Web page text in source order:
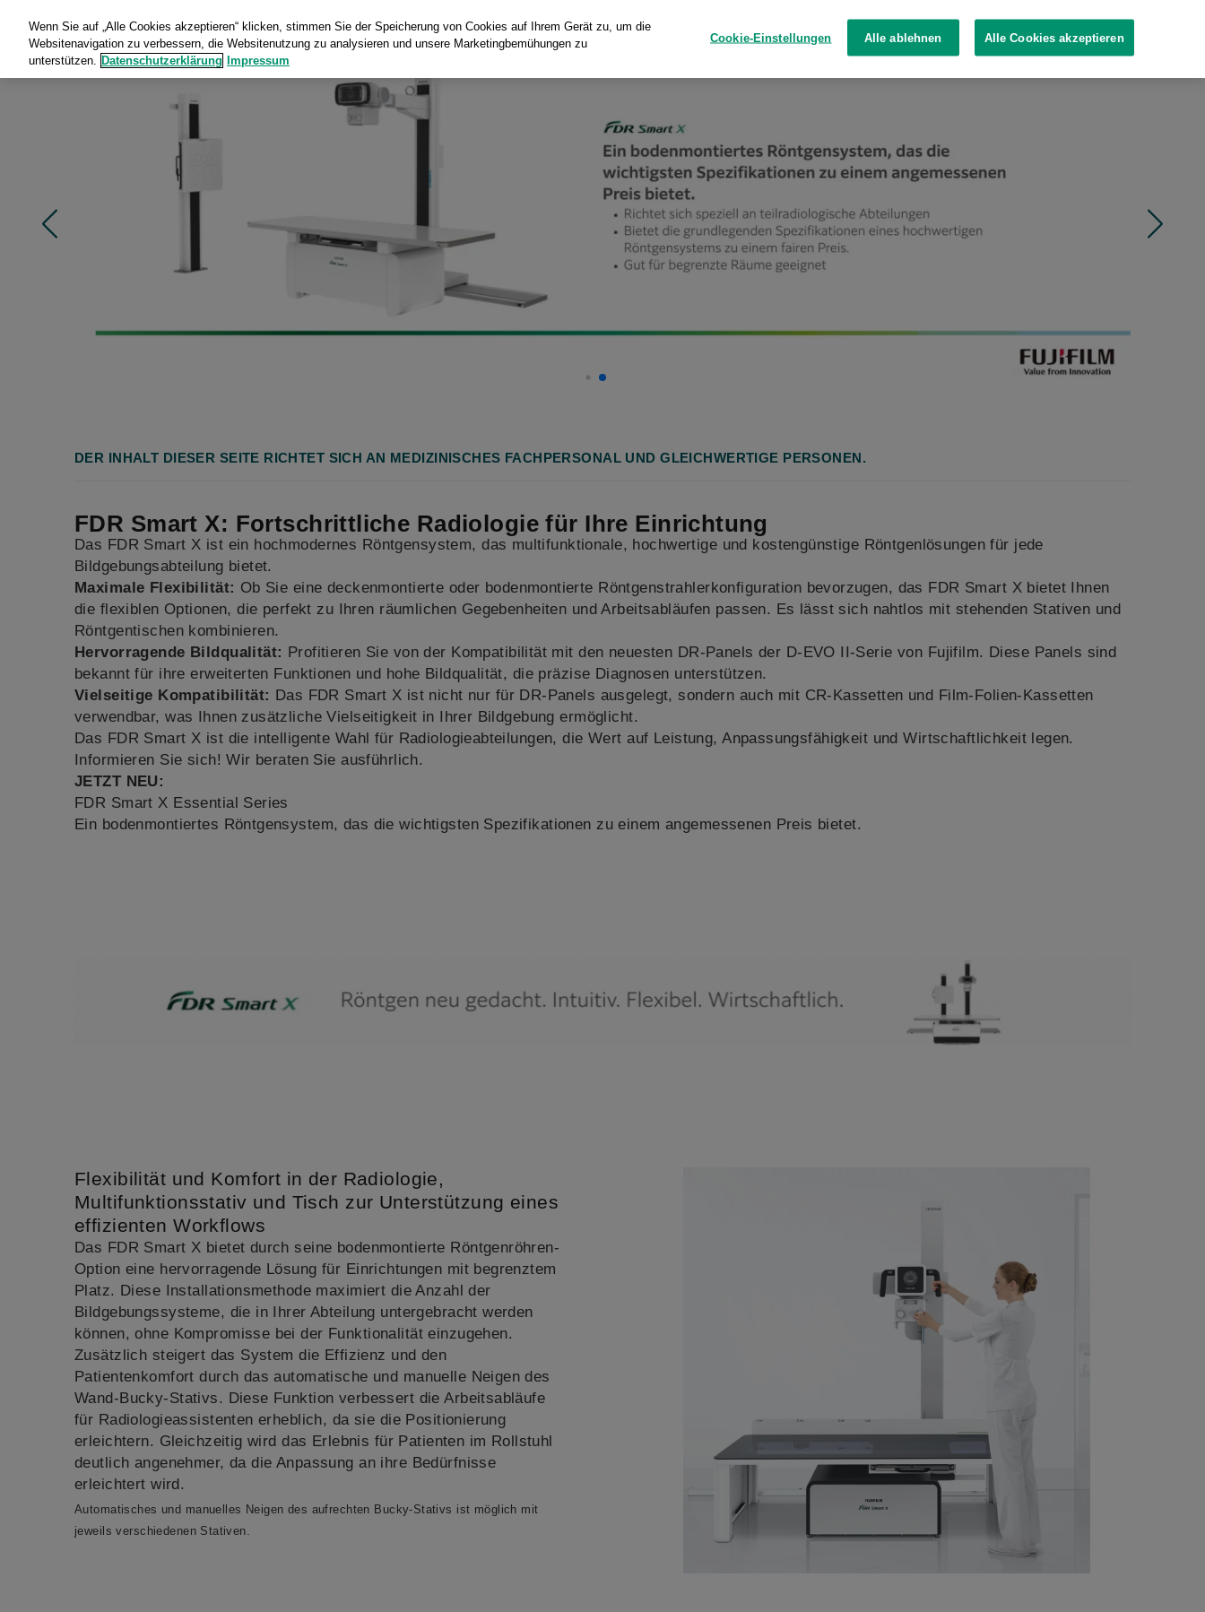
DER INHALT DIESER SEITE RICHTET SICH AN MEDIZINISCHES FACHPERSONAL UND GLEICHWERTIGE PERSONEN.
FDR Smart X: Fortschrittliche Radiologie für Ihre Einrichtung
Das FDR Smart X ist ein hochmodernes Röntgensystem, das multifunktionale, hochwertige und kostengünstige Röntgenlösungen für jede
Bildgebungsabteilung bietet.
Maximale Flexibilität: Ob Sie eine deckenmontierte oder bodenmontierte Röntgenstrahlerkonfiguration bevorzugen, das FDR Smart X bietet Ihnen
die flexiblen Optionen, die perfekt zu Ihren räumlichen Gegebenheiten und Arbeitsabläufen passen. Es lässt sich nahtlos mit stehenden Stativen und
Röntgentischen kombinieren.
Hervorragende Bildqualität: Profitieren Sie von der Kompatibilität mit den neuesten DR-Panels der D-EVO II-Serie von Fujifilm. Diese Panels sind
bekannt für ihre erweiterten Funktionen und hohe Bildqualität, die präzise Diagnosen unterstützen.
Vielseitige Kompatibilität: Das FDR Smart X ist nicht nur für DR-Panels ausgelegt, sondern auch mit CR-Kassetten und Film-Folien-Kassetten
verwendbar, was Ihnen zusätzliche Vielseitigkeit in Ihrer Bildgebung ermöglicht.
Das FDR Smart X ist die intelligente Wahl für Radiologieabteilungen, die Wert auf Leistung, Anpassungsfähigkeit und Wirtschaftlichkeit legen.
Informieren Sie sich! Wir beraten Sie ausführlich.
JETZT NEU:
FDR Smart X Essential Series
Ein bodenmontiertes Röntgensystem, das die wichtigsten Spezifikationen zu einem angemessenen Preis bietet.
Flexibilität und Komfort in der Radiologie,
Multifunktionsstativ und Tisch zur Unterstützung eines
effizienten Workflows
Das FDR Smart X bietet durch seine bodenmontierte Röntgenröhren-
Option eine hervorragende Lösung für Einrichtungen mit begrenztem
Platz. Diese Installationsmethode maximiert die Anzahl der
Bildgebungssysteme, die in Ihrer Abteilung untergebracht werden
können, ohne Kompromisse bei der Funktionalität einzugehen.
Zusätzlich steigert das System die Effizienz und den
Patientenkomfort durch das automatische und manuelle Neigen des
Wand-Bucky-Stativs. Diese Funktion verbessert die Arbeitsabläufe
für Radiologieassistenten erheblich, da sie die Positionierung
erleichtern. Gleichzeitig wird das Erlebnis für Patienten im Rollstuhl
deutlich angenehmer, da die Anpassung an ihre Bedürfnisse
erleichtert wird.
Automatisches und manuelles Neigen des aufrechten Bucky-Stativs ist möglich mit
jeweils verschiedenen Stativen.
Wenn Sie auf „Alle Cookies akzeptieren“ klicken, stimmen Sie der Speicherung von Cookies auf Ihrem Gerät zu, um die
Websitenavigation zu verbessern, die Websitenutzung zu analysieren und unsere Marketingbemühungen zu
unterstützen. Datenschutzerklärung Impressum
Cookie-Einstellungen Alle ablehnen Alle Cookies akzeptieren